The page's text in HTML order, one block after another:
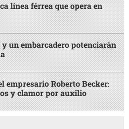
línea férrea que opera en
un embarcadero potenciarán
empresario Roberto Becker:
y clamor por auxilio